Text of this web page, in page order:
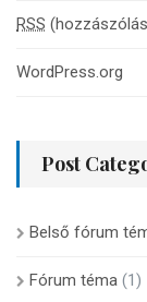
RSS
WordPress.org
Post
Belső fórum
Fórum téma (1)